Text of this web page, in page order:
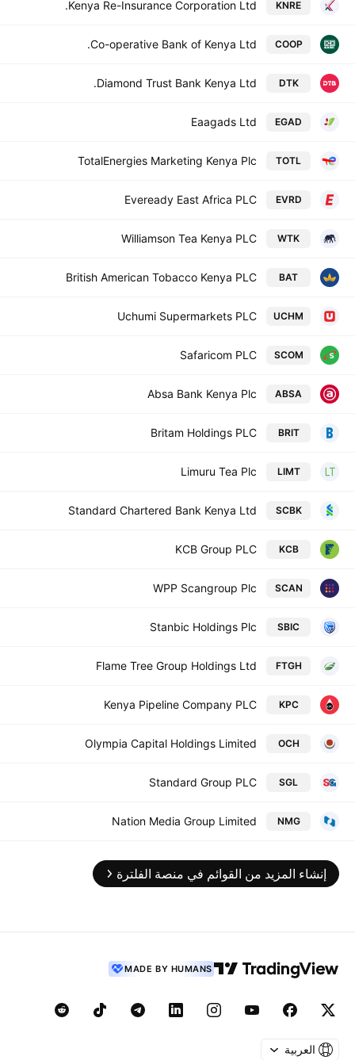
KNRE
Kenya Re-Insurance Corporation Ltd.
COOP
Co-operative Bank of Kenya Ltd.
DTK
Diamond Trust Bank Kenya Ltd.
EGAD
Eaagads Ltd
TOTL
TotalEnergies Marketing Kenya Plc
EVRD
Eveready East Africa PLC
WTK
Williamson Tea Kenya PLC
BAT
British American Tobacco Kenya PLC
UCHM
Uchumi Supermarkets PLC
SCOM
Safaricom PLC
ABSA
Absa Bank Kenya Plc
BRIT
Britam Holdings PLC
LIMT
Limuru Tea Plc
SCBK
Standard Chartered Bank Kenya Ltd
KCB
KCB Group PLC
SCAN
WPP Scangroup Plc
SBIC
Stanbic Holdings Plc
FTGH
Flame Tree Group Holdings Ltd
KPC
Kenya Pipeline Company PLC
OCH
Olympia Capital Holdings Limited
SGL
Standard Group PLC
NMG
Nation Media Group Limited
إنشاء المزيد من القوائم في منصة الفلترة
MADE BY HUMANS
العربية